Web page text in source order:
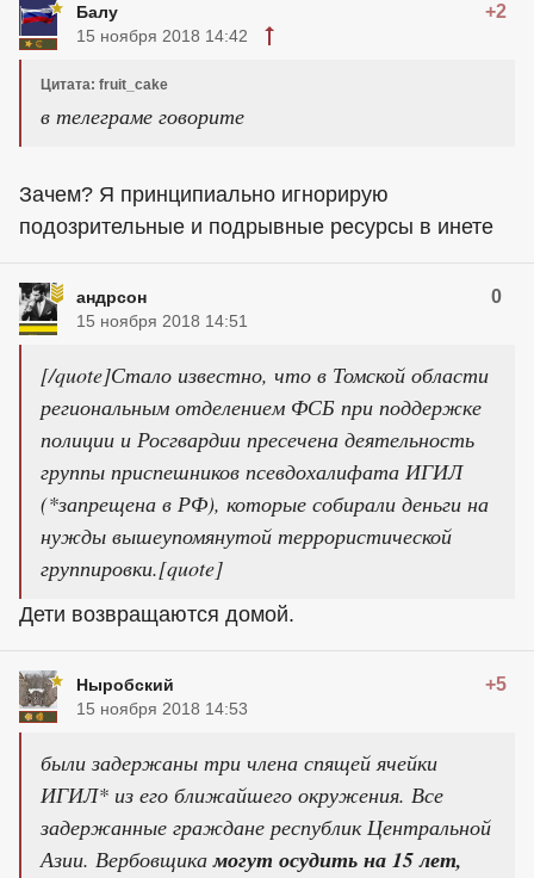
Балу +2
15 ноября 2018 14:42
Цитата: fruit_cake
в телеграме говорите
Зачем? Я принципиально игнорирую
подозрительные и подрывные ресурсы в инете
андрсон 0
15 ноября 2018 14:51
[/quote]Стало известно, что в Томской области
региональным отделением ФСБ при поддержке
полиции и Росгвардии пресечена деятельность
группы приспешников псевдохалифата ИГИЛ
(*запрещена в РФ), которые собирали деньги на
нужды вышеупомянутой террористической
группировки.[quote]
Дети возвращаются домой.
Ныробский +5
15 ноября 2018 14:53
были задержаны три члена спящей ячейки
ИГИЛ* из его ближайшего окружения. Все
задержанные граждане республик Центральной
Азии. Вербовщикамогут осудить на 15 лет,